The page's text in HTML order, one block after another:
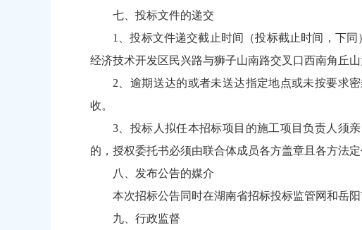
七、投标文件的递交
1、投标文件递交截止时间（投标截止时间，下
经济技术开发区民兴路与狮子山南路交叉口西南角丘山
2、逾期送达的或者未送达指定地点或未按要求
收。
3、投标人拟任本招标项目的施工项目负责人须
的，授权委托书必须由联合体成员各方盖章且各方法
八、发布公告的媒介
本次招标公告同时在湖南省招标投标监管网和岳
九、行政监督